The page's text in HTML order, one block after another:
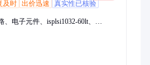
及时 出价迅速
真实性已核验
电子元件、isplsi1032-60lt、
125lt100、军工电子元器件